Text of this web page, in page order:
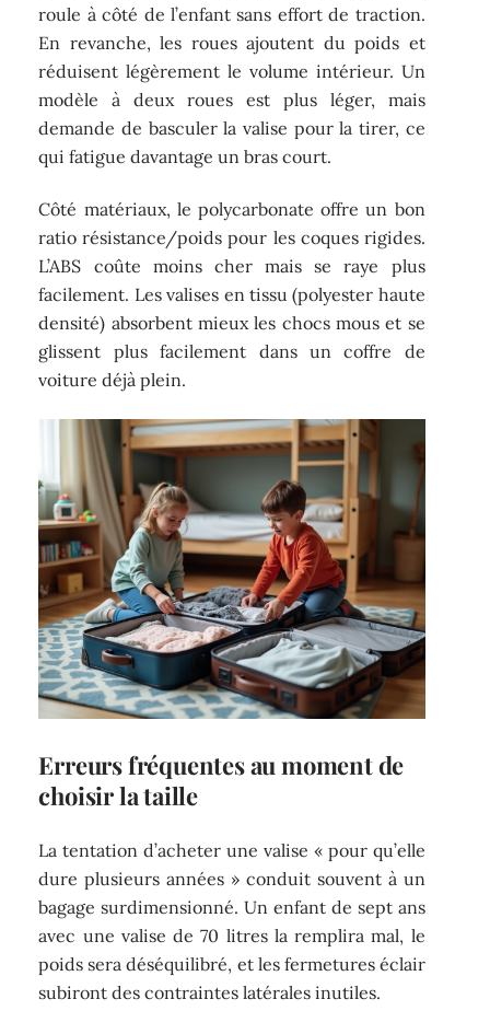
roule à côté de l’enfant sans effort de traction.
En revanche, les roues ajoutent du poids et
réduisent légèrement le volume intérieur. Un
modèle à deux roues est plus léger, mais
demande de basculer la valise pour la tirer, ce
qui fatigue davantage un bras court.
Côté matériaux, le polycarbonate offre un bon
ratio résistance/poids pour les coques rigides.
L’ABS coûte moins cher mais se raye plus
facilement. Les valises en tissu (polyester haute
densité) absorbent mieux les chocs mous et se
glissent plus facilement dans un coffre de
voiture déjà plein.
Erreurs fréquentes au moment de
choisir la taille
La tentation d’acheter une valise « pour qu’elle
dure plusieurs années » conduit souvent à un
bagage surdimensionné. Un enfant de sept ans
avec une valise de 70 litres la remplira mal, le
poids sera déséquilibré, et les fermetures éclair
subiront des contraintes latérales inutiles.